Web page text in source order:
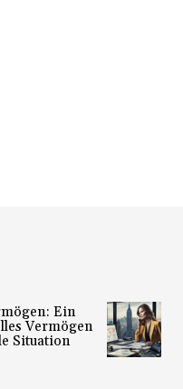
Ein
Vermögen
Situation